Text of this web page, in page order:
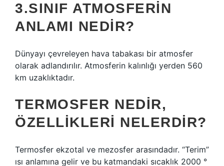
3.SINIF ATMOSFERIN
ANLAMI NEDIR?
Dünyayı çevreleyen hava tabakası bir atmosfer
olarak adlandırılır. Atmosferin kalınlığı yerden 560
km uzaklıktadır.
TERMOSFER NEDIR,
ÖZELLIKLERI NELERDIR?
Termosfer ekzotal ve mezosfer arasındadır. “Terim”
ısı anlamına gelir ve bu katmandaki sıcaklık 2000 °